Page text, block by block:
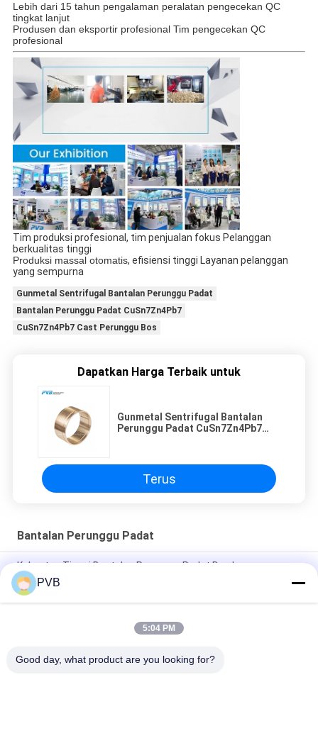
Lebih dari 15 tahun pengalaman peralatan pengecekan QC
tingkat lanjut
Produsen dan eksportir profesional Tim pengecekan QC
profesional
Tim produksi profesional, tim penjualan fokus Pelanggan
berkualitas tinggi
Produksi massal otomatis, efisiensi tinggi Layanan pelanggan
yang sempurna
Gunmetal Sentrifugal Bantalan Perunggu Padat
Bantalan Perunggu Padat CuSn7Zn4Pb7
CuSn7Zn4Pb7 Cast Perunggu Bos
Dapatkan Harga Terbaik untuk
Gunmetal Sentrifugal Bantalan
Perunggu Padat CuSn7Zn4Pb7
Terus
Bantalan Perunggu Padat
Kekuatan Tinggi Bantalan Perunggu Padat Bos Lengan
Kuningan
Busing Perunggu Khusus Kekerasan Tinggi Kekuatan Tarik
PVB
5:04 PM
Good day, what product are you looking for?